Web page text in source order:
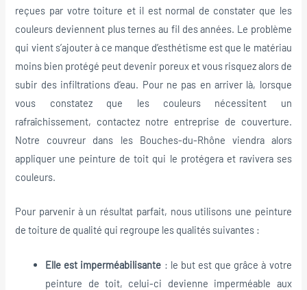
reçues par votre toiture et il est normal de constater que les
couleurs deviennent plus ternes au fil des années. Le problème
qui vient s’ajouter à ce manque d’esthétisme est que le matériau
moins bien protégé peut devenir poreux et vous risquez alors de
subir des infiltrations d’eau. Pour ne pas en arriver là, lorsque
vous constatez que les couleurs nécessitent un
rafraîchissement, contactez notre entreprise de couverture.
Notre couvreur dans les Bouches-du-Rhône viendra alors
appliquer une peinture de toit qui le protégera et ravivera ses
couleurs.
Pour parvenir à un résultat parfait, nous utilisons une peinture
de toiture de qualité qui regroupe les qualités suivantes :
Elle est imperméabilisante : le but est que grâce à votre
peinture de toit, celui-ci devienne imperméable aux